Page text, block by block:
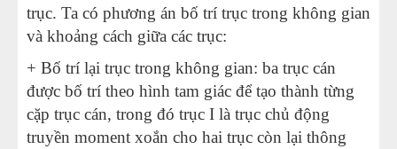
trục. Ta có phương án bố trí trục trong không gian
và khoảng cách giữa các trục:
+ Bố trí lại trục trong không gian: ba trục cán
được bố trí theo hình tam giác để tạo thành từng
cặp trục cán, trong đó trục I là trục chủ động
truyền moment xoắn cho hai trục còn lại thông